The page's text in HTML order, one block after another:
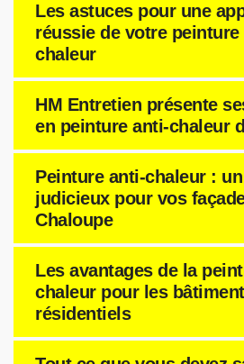
Les astuces pour une
réussie de votre peinture
chaleur
HM Entretien présente
en peinture anti-chaleur
Peinture anti-chaleur :
judicieux pour vos
Chaloupe
Les avantages de la
chaleur pour les
résidentiels